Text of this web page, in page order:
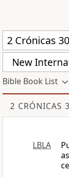
New
Bible Book List
2 CRÓNICAS
LBLA